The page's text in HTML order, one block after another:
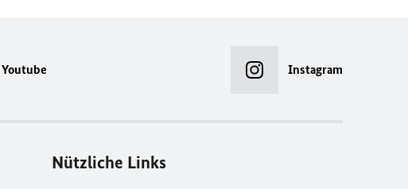
Youtube Instagram
Nützliche Links